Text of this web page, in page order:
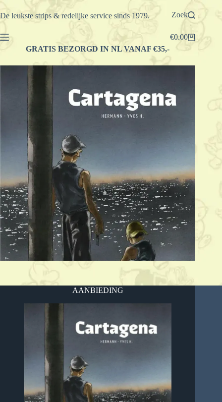
Ga
naar
De leukste strips & redelijke service sinds 1979. Zoek
Winkelwagen
€0.00
GRATIS BEZORGD IN NL VANAF €35,-
AANBIEDING